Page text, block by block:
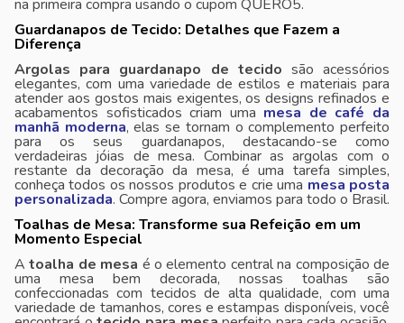
na primeira compra usando o cupom QUERO5.
Guardanapos de Tecido: Detalhes que Fazem a
Diferença
Argolas para guardanapo de tecido são acessórios
elegantes, com uma variedade de estilos e materiais para
atender aos gostos mais exigentes, os designs refinados e
acabamentos sofisticados criam uma mesa de café da
manhã moderna, elas se tornam o complemento perfeito
para os seus guardanapos, destacando-se como
verdadeiras jóias de mesa. Combinar as argolas com o
restante da decoração da mesa, é uma tarefa simples,
conheça todos os nossos produtos e crie uma mesa posta
personalizada. Compre agora, enviamos para todo o Brasil.
Toalhas de Mesa: Transforme sua Refeição em um
Momento Especial
Atoalha de mesa é o elemento central na composição de
uma mesa bem decorada, nossas toalhas são
confeccionadas com tecidos de alta qualidade, com uma
variedade de tamanhos, cores e estampas disponíveis, você